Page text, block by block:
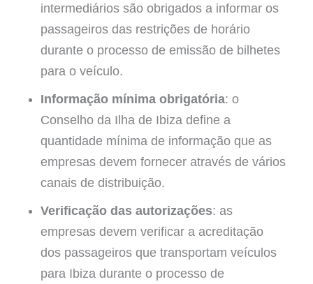
intermediários são obrigados a informar os
passageiros das restrições de horário
durante o processo de emissão de bilhetes
para o veículo.
Informação mínima obrigatória: o
Conselho da Ilha de Ibiza define a
quantidade mínima de informação que as
empresas devem fornecer através de vários
canais de distribuição.
Verificação das autorizações: as
empresas devem verificar a acreditação
dos passageiros que transportam veículos
para Ibiza durante o processo de